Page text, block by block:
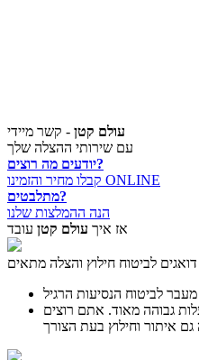
עולם קטן - קשר מיידי
עם שירותי ההצלה שלך
יודעים מה רוצים?
קבלו מחיר והזמינו ONLINE
מתלבטים?
הנה ההמלצות שלנו
אז איך עולם קטן עובד
לביטוח הנסיעות הרגיל
גבוהה מאוד. אתם רוצים
איתור וחילוץ בעת הצורך